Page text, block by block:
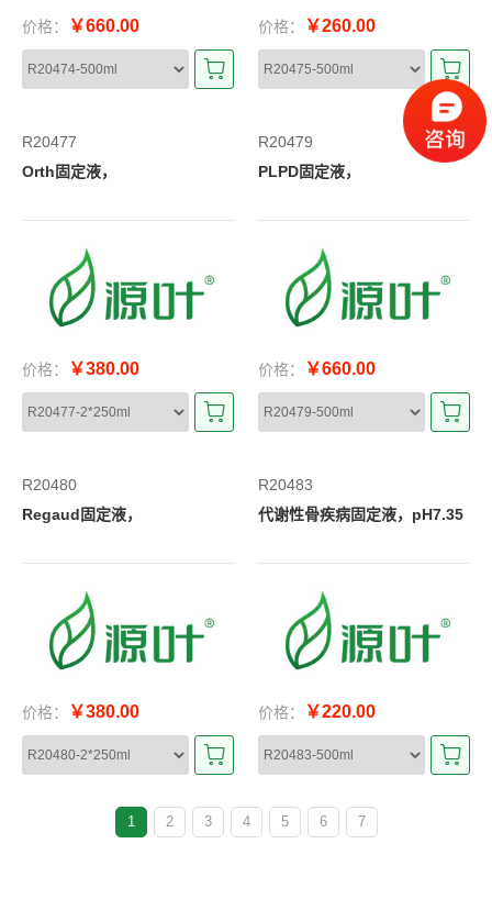
价格： ￥660.00 价格： ￥260.00
R20477
Orth固定液，
价格： ￥380.00
R20479
PLPD固定液，
价格： ￥660.00
R20480
Regaud固定液，
价格： ￥380.00
R20483
代谢性骨疾病固定液，pH7.35
价格： ￥220.00
1 2 3 4 5 6 7